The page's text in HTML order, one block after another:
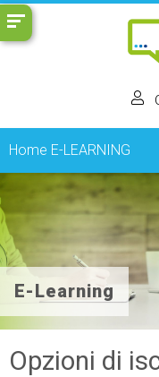
Vai
al
contenuto
Home E-LEARNING
Chi siamo
E-Learning
Opzioni di